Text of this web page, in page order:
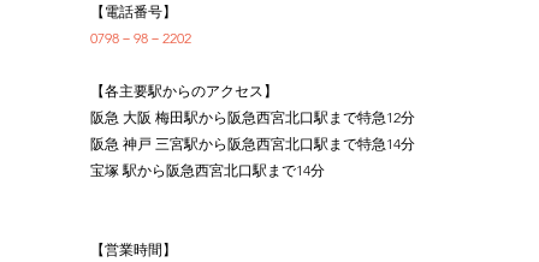
【電話番号】
0798－98－2202
【各主要駅からのアクセス】
阪急 大阪 梅田駅から阪急西宮北口駅まで特急12分
阪急 神戸 三宮駅から阪急西宮北口駅まで特急14分
宝塚 駅から阪急西宮北口駅まで14分
【営業時間】